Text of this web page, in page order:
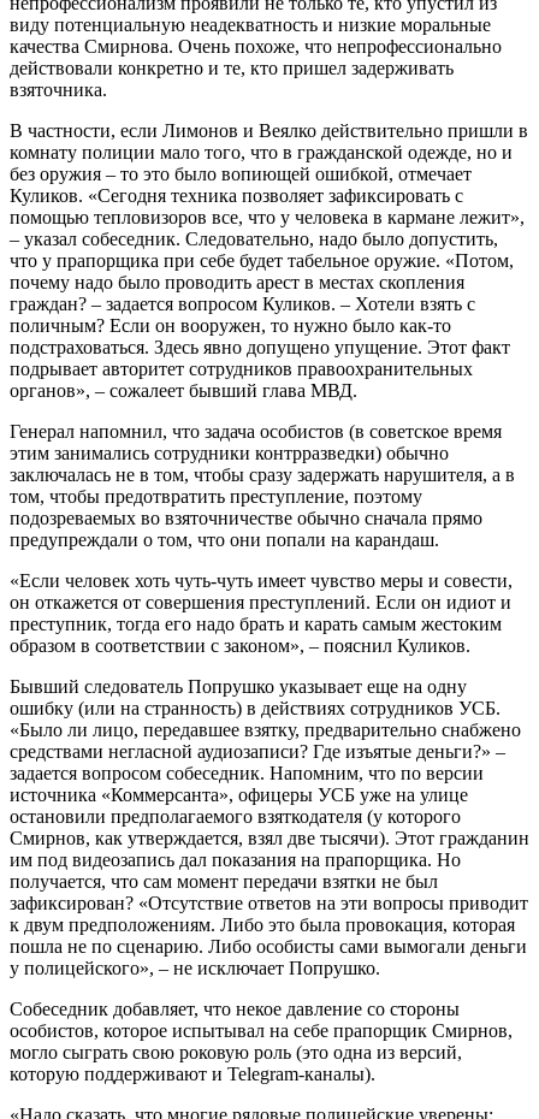
виду потенциальную неадекватность и низкие моральные
качества Смирнова. Очень похоже, что непрофессионально
действовали конкретно и те, кто пришел задерживать
взяточника.
В частности, если Лимонов и Веялко действительно пришли в
комнату полиции мало того, что в гражданской одежде, но и
без оружия – то это было вопиющей ошибкой, отмечает
Куликов. «Сегодня техника позволяет зафиксировать с
помощью тепловизоров все, что у человека в кармане лежит»,
– указал собеседник. Следовательно, надо было допустить,
что у прапорщика при себе будет табельное оружие. «Потом,
почему надо было проводить арест в местах скопления
граждан? – задается вопросом Куликов. – Хотели взять с
поличным? Если он вооружен, то нужно было как-то
подстраховаться. Здесь явно допущено упущение. Этот факт
подрывает авторитет сотрудников правоохранительных
органов», – сожалеет бывший глава МВД.
Генерал напомнил, что задача особистов (в советское время
этим занимались сотрудники контрразведки) обычно
заключалась не в том, чтобы сразу задержать нарушителя, а в
том, чтобы предотвратить преступление, поэтому
подозреваемых во взяточничестве обычно сначала прямо
предупреждали о том, что они попали на карандаш.
«Если человек хоть чуть-чуть имеет чувство меры и совести,
он откажется от совершения преступлений. Если он идиот и
преступник, тогда его надо брать и карать самым жестоким
образом в соответствии с законом», – пояснил Куликов.
Бывший следователь Попрушко указывает еще на одну
ошибку (или на странность) в действиях сотрудников УСБ.
«Было ли лицо, передавшее взятку, предварительно снабжено
средствами негласной аудиозаписи? Где изъятые деньги?» –
задается вопросом собеседник. Напомним, что по версии
источника «Коммерсанта», офицеры УСБ уже на улице
остановили предполагаемого взяткодателя (у которого
Смирнов, как утверждается, взял две тысячи). Этот гражданин
им под видеозапись дал показания на прапорщика. Но
получается, что сам момент передачи взятки не был
зафиксирован? «Отсутствие ответов на эти вопросы приводит
к двум предположениям. Либо это была провокация, которая
пошла не по сценарию. Либо особисты сами вымогали деньги
у полицейского», – не исключает Попрушко.
Собеседник добавляет, что некое давление со стороны
особистов, которое испытывал на себе прапорщик Смирнов,
могло сыграть свою роковую роль (это одна из версий,
которую поддерживают и Telegram-каналы).
«Надо сказать, что многие рядовые полицейские уверены: